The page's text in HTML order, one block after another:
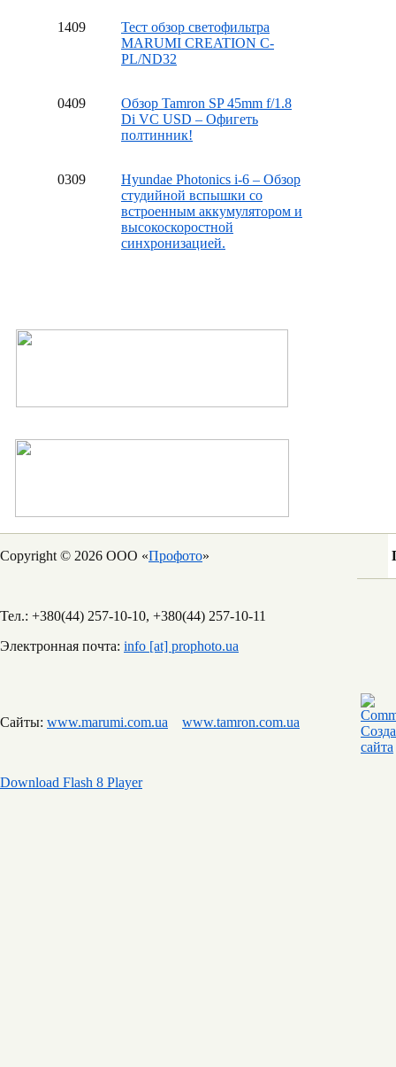
1409
Тест обзор светофильтра
MARUMI CREATION C-
PL/ND32
0409
Обзор Tamron SP 45mm f/1.8
Di VC USD – Офигеть
полтинник!
0309
Hyundae Photonics i-6 – Обзор
студийной вспышки со
встроенным аккумулятором и
высокоскоростной
синхронизацией.
Copyright © 2026 ООО «Профото»
Тел.: +380(44) 257-10-10, +380(44) 257-10-11
Электронная почта: info [at] prophoto.ua
Сайты: www.marumi.com.ua www.tamron.com.ua
Download Flash 8 Player